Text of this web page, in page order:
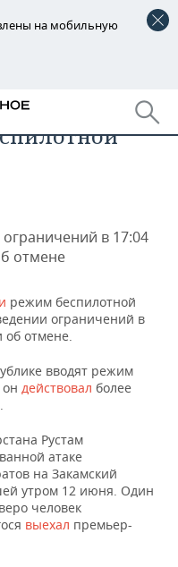
на мобильную
в 17:04
отмене
режим беспилотной
ограничений в
об отмене.
вводят режим
действовал более
Рустам
атаке
на Закамский
утром 12 июня. Один
человек
выехал премьер-